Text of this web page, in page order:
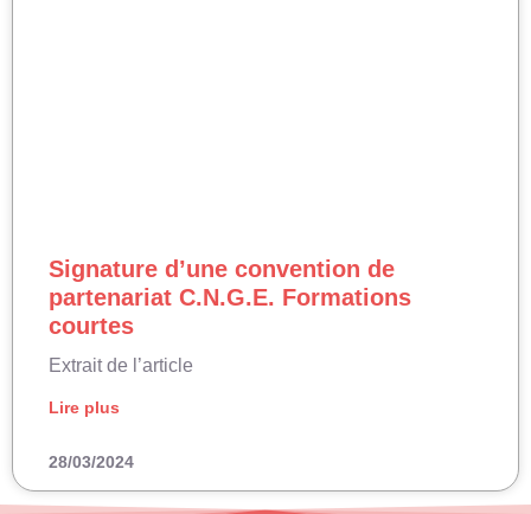
Signature d’une convention de
partenariat C.N.G.E. Formations
courtes
Extrait de l’article
Lire plus
28/03/2024